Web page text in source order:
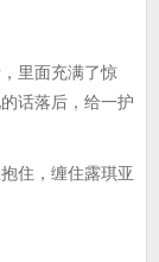
里面充满了惊
话落后，给一护
住，缠住露琪亚